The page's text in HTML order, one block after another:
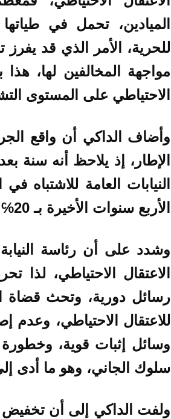
الميادين، تحمل في
للحرية، الأمر الذي قد
مواجهة المخالفين لها، هذا
الاحتياطي على المستوى
وأضاف الداكي أن واقع
الإطار، إذ يلاحظ أنه سنة
النيابات العامة
الأربع سنوات الأخيرة بـ 20℅.
وشدد على أن رئاسة
الاعتقال الاحتياطي،
رسائل دورية، وتحث قضاة
للاعتقال الاحتياطي، وعدم
وسائل إثبات قوية،
سلوك الجاني، وهو ما أدى
ولفت الداكي إلى أن تخفيض